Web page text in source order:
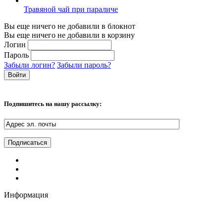
Травяной чай при параличе
Вы еще ничего не добавили в блокнот
Вы еще ничего не добавили в корзину
Логин
Пароль
Забыли логин? Забыли пароль?
Подпишитесь на нашу рассылку:
Информация